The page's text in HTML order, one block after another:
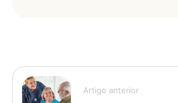
Artigo anterior